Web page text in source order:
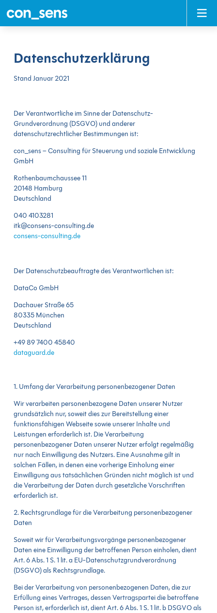
zum
Inhalt
zum
Hauptmenu
zur
Suche
zum
Footer
Datenschutzerklärung
Stand Januar 2021
Der Verantwortliche im Sinne der Datenschutz-
Grundverordnung (DSGVO) und anderer
datenschutzrechtlicher Bestimmungen ist:
con_sens – Consulting für Steuerung und soziale Entwicklung
GmbH
Rothenbaumchaussee 11
20148 Hamburg
Deutschland
040 4103281
itk@consens-consulting.de
consens-consulting.de
Der Datenschutzbeauftragte des Verantwortlichen ist:
DataCo GmbH
Dachauer Straße 65
80335 München
Deutschland
+49 89 7400 45840
dataguard.de
1. Umfang der Verarbeitung personenbezogener Daten
Wir verarbeiten personenbezogene Daten unserer Nutzer
grundsätzlich nur, soweit dies zur Bereitstellung einer
funktionsfähigen Webseite sowie unserer Inhalte und
Leistungen erforderlich ist. Die Verarbeitung
personenbezogener Daten unserer Nutzer erfolgt regelmäßig
nur nach Einwilligung des Nutzers. Eine Ausnahme gilt in
solchen Fällen, in denen eine vorherige Einholung einer
Einwilligung aus tatsächlichen Gründen nicht möglich ist und
die Verarbeitung der Daten durch gesetzliche Vorschriften
erforderlich ist.
2. Rechtsgrundlage für die Verarbeitung personenbezogener
Daten
Soweit wir für Verarbeitungsvorgänge personenbezogener
Daten eine Einwilligung der betroffenen Person einholen, dient
Art. 6 Abs. 1 S. 1 lit. a EU-Datenschutzgrundverordnung
(DSGVO) als Rechtsgrundlage.
Bei der Verarbeitung von personenbezogenen Daten, die zur
Erfüllung eines Vertrages, dessen Vertragspartei die betroffene
Person ist, erforderlich ist, dient Art. 6 Abs. 1 S. 1 lit. b DSGVO als